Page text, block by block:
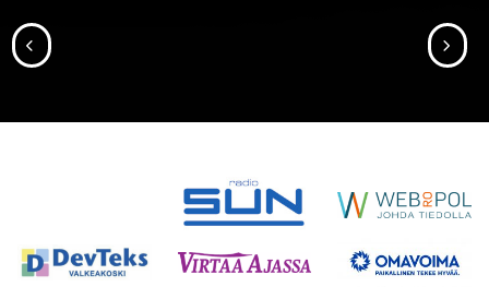
SIIRRY EDELLISEEN